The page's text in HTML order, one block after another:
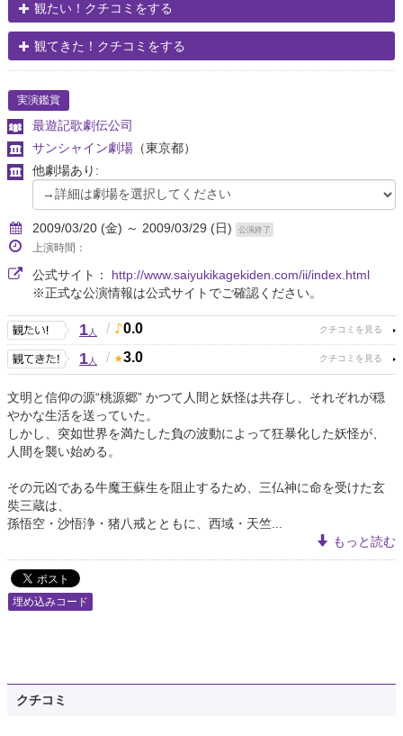
観たい！クチコミをする
観てきた！クチコミをする
実演鑑賞
最遊記歌劇伝公司
サンシャイン劇場 （東京都）
他劇場あり:
2009/03/20 (金) ～ 2009/03/29 (日) 公演終了
上演時間：
公式サイト： http://www.saiyukikagekiden.com/ii/index.html
※正式な公演情報は公式サイトでご確認ください。
1人 / 0.0
1人 / 3.0
文明と信仰の源“桃源郷” かつて人間と妖怪は共存し、それぞれが穏
やかな生活を送っていた。
しかし、突如世界を満たした負の波動によって狂暴化した妖怪が、
人間を襲い始める。
その元凶である牛魔王蘇生を阻止するため、三仏神に命を受けた玄
奘三蔵は、
孫悟空・沙悟浄・猪八戒とともに、西域・天竺...
もっと読む
埋め込みコード
クチコミ